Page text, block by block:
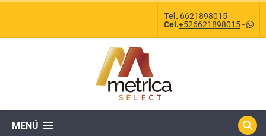
Tel. 6621898015
Cel.+526621898015-
MENÚ